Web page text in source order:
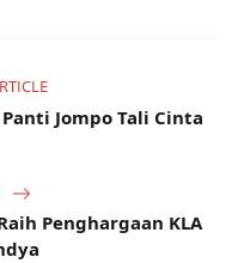
Jompo Tali Cinta
Penghargaan KLA